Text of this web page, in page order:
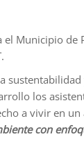
Municipio
los
a vivir en
con